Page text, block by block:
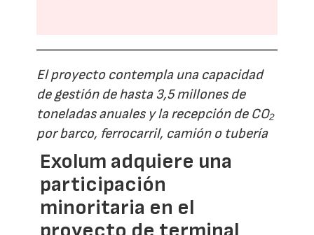
El proyecto contempla una capacidad
de gestión de hasta 3,5 millones de
toneladas anuales y la recepción de CO₂
por barco, ferrocarril, camión o tubería
Exolum adquiere una
participación
minoritaria en el